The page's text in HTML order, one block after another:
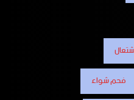
فحم شواء